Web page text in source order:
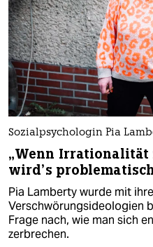
Sozialpsychologin Pia
„Wenn Irrationalität
wird’s
Pia Lamberty wurde mit
Verschwörungsideologien
Frage nach, wie man sich
zerbrechen.